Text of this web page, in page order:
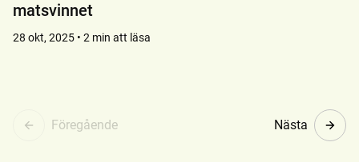
matsvinnet
28 okt, 2025 • 2 min att läsa
Föregående Nästa